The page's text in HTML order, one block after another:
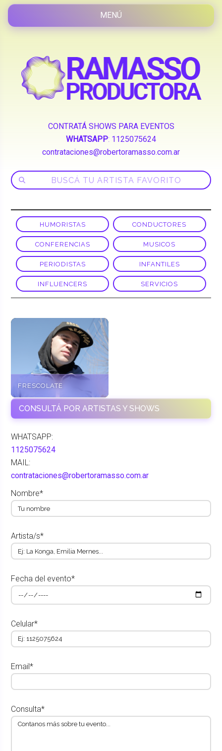
CONTRATÁ SHOWS PARA EVENTOS
WHATSAPP: 1125075624
contrataciones@robertoramasso.com.ar
HUMORISTAS CONDUCTORES
CONFERENCIAS MUSICOS
PERIODISTAS INFANTILES
INFLUENCERS SERVICIOS
FRESCOLATE
CONSULTÁ POR ARTISTAS Y SHOWS
WHATSAPP:
1125075624
MAIL:
contrataciones@robertoramasso.com.ar
Nombre*
Artista/s*
Fecha del evento*
Celular*
Email*
Consulta*